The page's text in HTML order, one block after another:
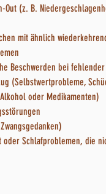
Out (z. B.
mit ähnlich
Beschwerden bei
(Selbstwertprobleme,
oder Medikamenten)
Schlafproblemen, die